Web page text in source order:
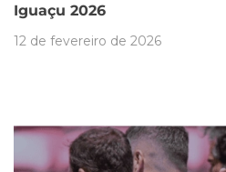
Iguaçu 2026
12 de fevereiro de 2026